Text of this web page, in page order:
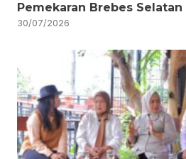
Pemekaran Brebes Selatan
30/07/2026